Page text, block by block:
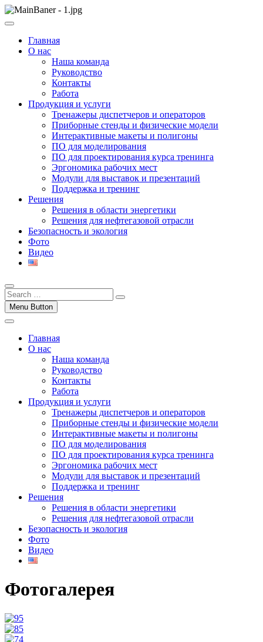
Skip
to
ООО НПП "АТП"
ООО НПП "АТП" – разработка тренажерных комплексов
Главная
О нас
Наша команда
Руководство
Контакты
Работа
Продукция и услуги
Тренажеры диспетчеров и операторов
Приборные стенды и физические модели
Интерактивные макеты и полигоны
ПО для моделирования
ПО для проектирования курса тренинга
Эргономика рабочих мест
Модули для выставок и презентаций
Поддержка и тренинг
Решения
Решения в области энергетики
Решения для нефтегазовой отрасли
Безопасность и экология
Фото
Видео
Menu Button
Главная
О нас
Наша команда
Руководство
Контакты
Работа
Продукция и услуги
Тренажеры диспетчеров и операторов
Приборные стенды и физические модели
Интерактивные макеты и полигоны
ПО для моделирования
ПО для проектирования курса тренинга
Эргономика рабочих мест
Модули для выставок и презентаций
Поддержка и тренинг
Решения
Решения в области энергетики
Решения для нефтегазовой отрасли
Безопасность и экология
Фото
Видео
Фотогалерея